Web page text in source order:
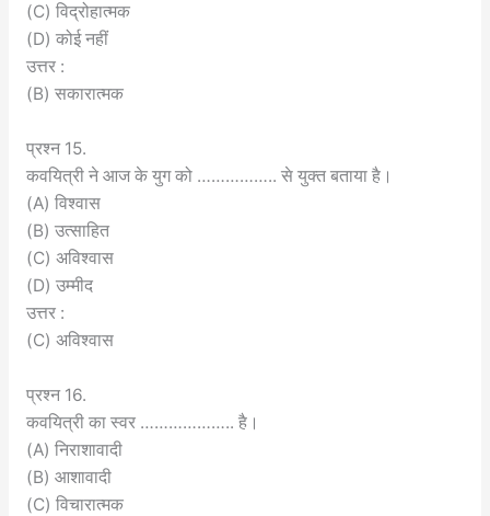
(C) विद्रोहात्मक
(D) कोई नहीं
उत्तर :
(B) सकारात्मक
प्रश्न 15.
कवयित्री ने आज के युग को …………….. से युक्त बताया है।
(A) विश्वास
(B) उत्साहित
(C) अविश्वास
(D) उम्मीद
उत्तर :
(C) अविश्वास
प्रश्न 16.
कवयित्री का स्वर ……………….. है।
(A) निराशावादी
(B) आशावादी
(C) विचारात्मक